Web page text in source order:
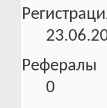
Рефералы
0